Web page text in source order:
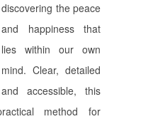
discovering the peace
and happiness that
lies within our own
mind. Clear, detailed
and accessible, this
method for